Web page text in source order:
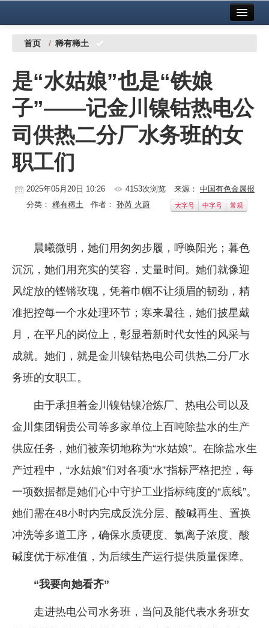
中国有色金属报社主办 广告服务
铜镍铅锌
铝
稀有稀土
有色市场
科技
镁钛
企业文化
《资源再生》杂志
行情报价
数字报
首页 / 稀有稀土
是“水姑娘”也是“铁娘
子”——记金川镍钴热电公
司供热二分厂水务班的女
职工们
2025年05月20日 10:26 4153次浏览 来源： 中国有色金属报
分类： 稀有稀土 作者： 孙芮 火蔚 大字号 中字号 常规
晨曦微明，她们用匆匆步履，呼唤阳光；暮色
沉沉，她们用充实的笑容，丈量时间。她们就像迎
风绽放的铿锵玫瑰，凭着巾帼不让须眉的韧劲，精
准把控每一个水处理环节；寒来暑往，她们披星戴
月，在平凡的岗位上，彰显着新时代女性的风采与
成就。她们，就是金川镍钴热电公司供热二分厂水
务班的女职工。
由于承担着金川镍钴镍冶炼厂、热电公司以及
金川集团铜贵公司等多家单位上百吨除盐水的生产
供应任务，她们被亲切地称为“水姑娘”。在除盐水生
产过程中，“水姑娘”们对各项“水”指标严格把控，每
一项数据都是她们心中守护工业指标纯度的“底线”。
她们需在48小时内完成反洗分层、酸碱再生、置换
冲洗等多道工序，确保水质硬度、氯离子浓度、酸
碱度优于标准值，为后续生产运行提供质量保障。
“我要向她看齐”
走进热电公司水务班，当问及能代表水务班女